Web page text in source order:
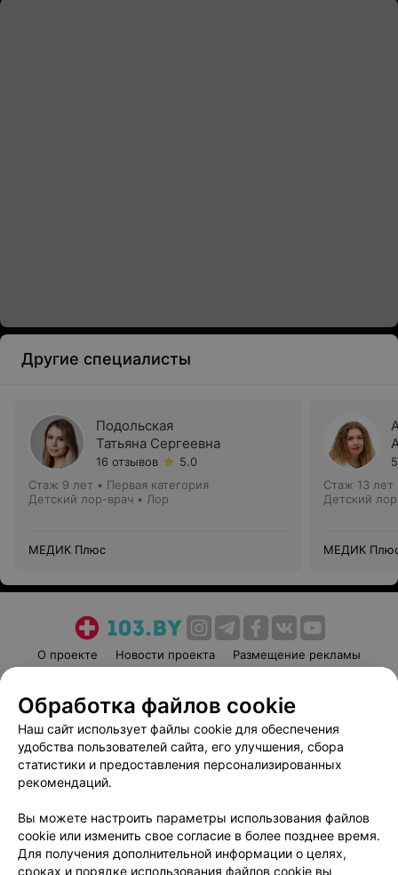
Другие специалисты
Подольская
Татьяна Сергеевна
16 отзывов
5.0
Стаж 9 лет • Первая категория
Детский лор-врач • Лор
МЕДИК Плюс
Стаж 13 лет
Детский
МЕДИК
О проекте Новости проекта
Размещение рекламы
Пользовательское соглашение
Способы оплаты
Вакансии
Партнеры
Написать руководителю 103.by
Обработка персональных данных
Обработка файлов cookie
Наш сайт использует файлы cookie для обеспечения
удобства пользователей сайта, его улучшения, сбора
статистики и предоставления персонализированных
рекомендаций.
Вы можете настроить параметры использования файлов
cookie или изменить свое согласие в более позднее время.
Для получения дополнительной информации о целях,
сроках и порядке использования файлов cookie вы